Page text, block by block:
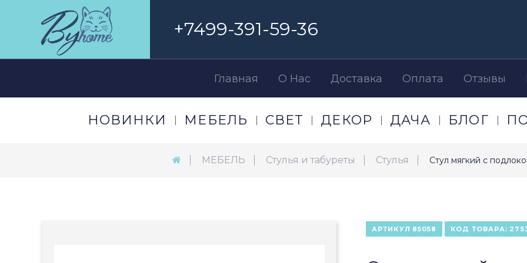
+7499-391-59-36
Главная О Нас Доставка Оплата Отзывы
НОВИНКИ МЕБЕЛЬ СВЕТ ДЕКОР ДАЧА БЛОГ
МЕБЕЛЬ Стулья и табуреты Стулья Стул мягкий с
АРТИКУЛ 85058 КОД ТОВАРА: